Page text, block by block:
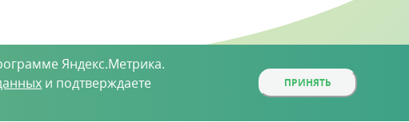
Яндекс.Метрика.
и подтверждаете
ПРИНЯТЬ